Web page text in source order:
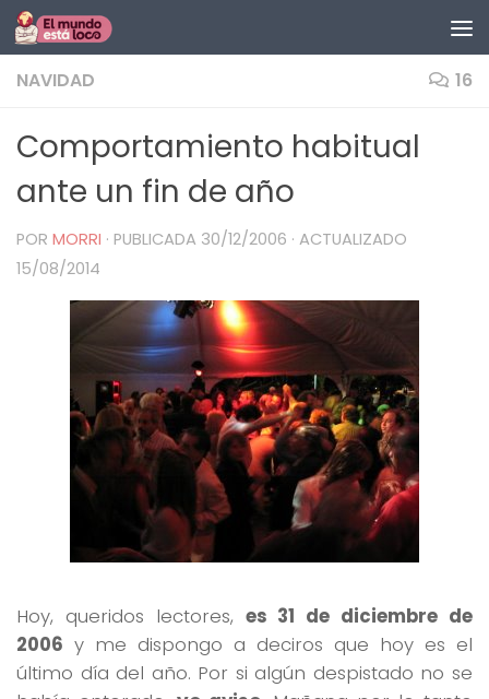
Saltar al contenido
NAVIDAD 16
Comportamiento habitual
ante un fin de año
POR MORRI · PUBLICADA 30/12/2006 · ACTUALIZADO
15/08/2014
Hoy, queridos lectores, es 31 de diciembre de
2006 y me dispongo a deciros que hoy es el
último día del año. Por si algún despistado no se